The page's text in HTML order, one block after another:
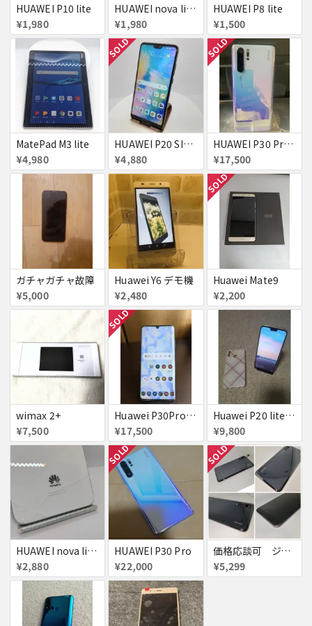
HUAWEI P10 lite
¥1,980
HUAWEI nova lite2
¥1,980
HUAWEI P8 lite
¥1,500
MatePad M3 lite
¥4,980
SOLD
HUAWEI P20 SIMフリー 861197043272279
¥4,880
SOLD
HUAWEI P30 Pro HW-02L SIMフリー
¥17,500
ガチャガチャ故障
¥5,000
Huawei Y6 デモ機
¥2,480
SOLD
Huawei Mate9
¥2,200
wimax 2+
¥7,500
SOLD
Huawei P30Pro docomo版 赤ロム
¥17,500
Huawei P20 lite 64GB版
¥9,800
HUAWEI nova lite 背面割れ
¥2,880
SOLD
HUAWEI P30 Pro
¥22,000
SOLD
価格応談可 ジャンク理由多数 赤ロム Huawei P20 Pro Docomo
¥5,299